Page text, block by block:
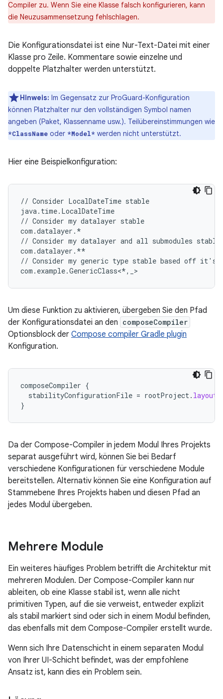
Compiler zu. Wenn Sie eine Klasse falsch konfigurieren, kann
die Neuzusammensetzung fehlschlagen.
Die Konfigurationsdatei ist eine Nur-Text-Datei mit einer
Klasse pro Zeile. Kommentare sowie einzelne und
doppelte Platzhalter werden unterstützt.
Hinweis: Im Gegensatz zur ProGuard-Konfiguration
können Platzhalter nur den vollständigen Symbol namen
angeben (Paket, Klassenname usw.). Teilübereinstimmungen wie
*ClassName oder *Model* werden nicht unterstützt.
Hier eine Beispielkonfiguration:
// Consider LocalDateTime stable
java.time.LocalDateTime
// Consider my datalayer stable
com.datalayer.*
// Consider my datalayer and all submodules stable
com.datalayer.**
// Consider my generic type stable based off it's
Um diese Funktion zu aktivieren, übergeben Sie den Pfad
der Konfigurationsdatei an den composeCompiler
Optionsblock der Compose compiler Gradle plugin
Konfiguration.
composeCompiler {
stabilityConfigurationFile = rootProject. layout
}
Da der Compose-Compiler in jedem Modul Ihres Projekts
separat ausgeführt wird, können Sie bei Bedarf
verschiedene Konfigurationen für verschiedene Module
bereitstellen. Alternativ können Sie eine Konfiguration auf
Stammebene Ihres Projekts haben und diesen Pfad an
jedes Modul übergeben.
Mehrere Module
Ein weiteres häufiges Problem betrifft die Architektur mit
mehreren Modulen. Der Compose-Compiler kann nur
ableiten, ob eine Klasse stabil ist, wenn alle nicht
primitiven Typen, auf die sie verweist, entweder explizit
als stabil markiert sind oder sich in einem Modul befinden,
das ebenfalls mit dem Compose-Compiler erstellt wurde.
Wenn sich Ihre Datenschicht in einem separaten Modul
von Ihrer UI-Schicht befindet, was der empfohlene
Ansatz ist, kann dies ein Problem sein.